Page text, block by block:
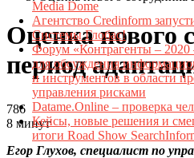
Media Dome
Агентство Credinform
Системы Глобас!
Форум «Контрагенты – 2020
для обсуждения
и инструментов в области
управления рисками
Datame.Online – проверка
Кейсы, новые решения и
итоги Road Show
Оценка нового
период
786
8 минут
Егор Глухов, специалист по